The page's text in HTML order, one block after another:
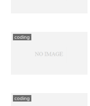
coding
coding